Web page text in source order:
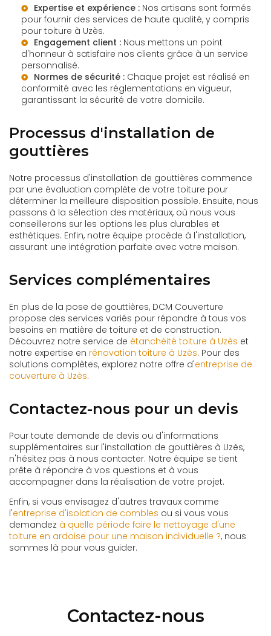
Expertise et expérience : Nos artisans sont formés
pour fournir des services de haute qualité, y compris
pour toiture à Uzès.
Engagement client : Nous mettons un point
d'honneur à satisfaire nos clients grâce à un service
personnalisé.
Normes de sécurité : Chaque projet est réalisé en
conformité avec les réglementations en vigueur,
garantissant la sécurité de votre domicile.
Processus d'installation de
gouttières
Notre processus d'installation de gouttières commence
par une évaluation complète de votre toiture pour
déterminer la meilleure disposition possible. Ensuite, nous
passons à la sélection des matériaux, où nous vous
conseillerons sur les options les plus durables et
esthétiques. Enfin, notre équipe procède à l'installation,
assurant une intégration parfaite avec votre maison.
Services complémentaires
En plus de la pose de gouttières, DCM Couverture
propose des services variés pour répondre à tous vos
besoins en matière de toiture et de construction.
Découvrez notre service de étanchéité toiture à Uzès et
notre expertise en rénovation toiture à Uzès. Pour des
solutions complètes, explorez notre offre d'entreprise de
couverture à Uzès.
Contactez-nous pour un devis
Pour toute demande de devis ou d'informations
supplémentaires sur l'installation de gouttières à Uzès,
n'hésitez pas à nous contacter. Notre équipe se tient
prête à répondre à vos questions et à vous
accompagner dans la réalisation de votre projet.
Enfin, si vous envisagez d'autres travaux comme
l'entreprise d'isolation de combles ou si vous vous
demandez à quelle période faire le nettoyage d'une
toiture en ardoise pour une maison individuelle ?, nous
sommes là pour vous guider.
Contactez-nous